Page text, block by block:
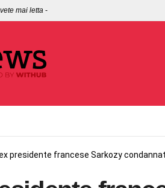
mai letta -
presidente francese Sarkozy